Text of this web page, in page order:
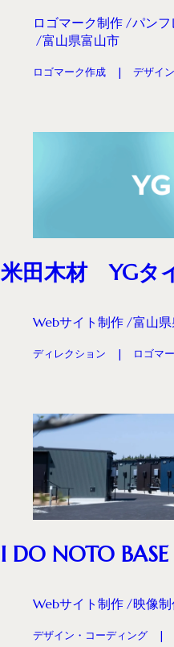
ロゴマーク制作 パン
富山県富山市
ロゴマーク作成 デザイ
米田木材 YGタ
Webサイト制作 富山
ディレクション ロゴマ
I DO NOTO BASE
Webサイト制作 映像
デザイン・コーディング